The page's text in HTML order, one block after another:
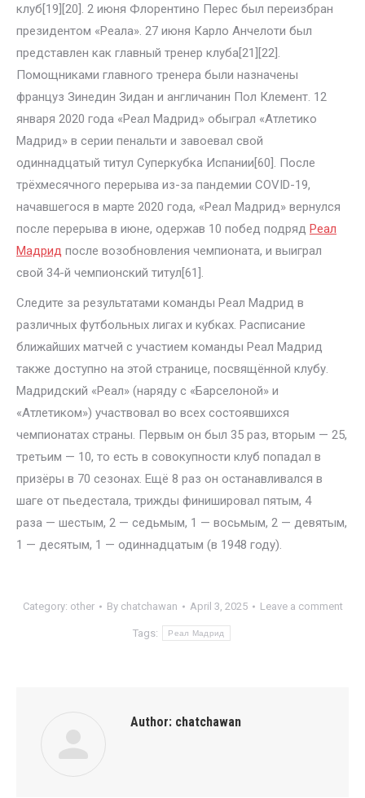
клуб[19][20]. 2 июня Флорентино Перес был переизбран
президентом «Реала». 27 июня Карло Анчелоти был
представлен как главный тренер клуба[21][22].
Помощниками главного тренера были назначены
француз Зинедин Зидан и англичанин Пол Клемент. 12
января 2020 года «Реал Мадрид» обыграл «Атлетико
Мадрид» в серии пенальти и завоевал свой
одиннадцатый титул Суперкубка Испании[60]. После
трёхмесячного перерыва из-за пандемии COVID-19,
начавшегося в марте 2020 года, «Реал Мадрид» вернулся
после перерыва в июне, одержав 10 побед подряд Реал
Мадрид после возобновления чемпионата, и выиграл
свой 34-й чемпионский титул[61].
Следите за результатами команды Реал Мадрид в
различных футбольных лигах и кубках. Расписание
ближайших матчей с участием команды Реал Мадрид
также доступно на этой странице, посвящённой клубу.
Мадридский «Реал» (наряду с «Барселоной» и
«Атлетиком») участвовал во всех состоявшихся
чемпионатах страны. Первым он был 35 раз, вторым — 25,
третьим — 10, то есть в совокупности клуб попадал в
призёры в 70 сезонах. Ещё 8 раз он останавливался в
шаге от пьедестала, трижды финишировал пятым, 4
раза — шестым, 2 — седьмым, 1 — восьмым, 2 — девятым,
1 — десятым, 1 — одиннадцатым (в 1948 году).
Category: other By chatchawan April 3, 2025 Leave a comment
Tags: Реал Мадрид
Author: chatchawan